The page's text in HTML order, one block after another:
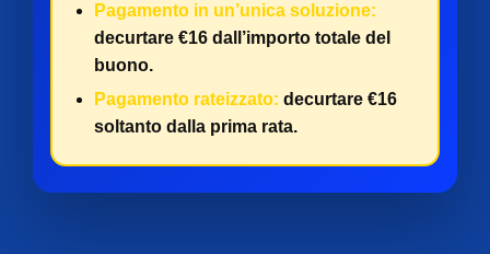
Pagamento in un’unica soluzione:
decurtare €16 dall’importo totale del
buono.
Pagamento rateizzato: decurtare €16
soltanto dalla prima rata.